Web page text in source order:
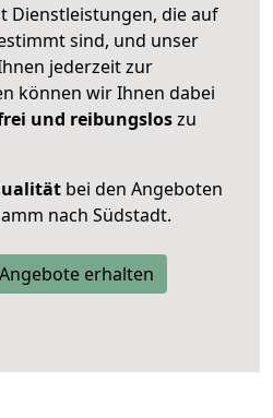
Dienstleistungen, die auf
sind, und unser
jederzeit zur
können wir Ihnen dabei
und reibungsloszu
bei den Angeboten
nach Südstadt.
erhalten